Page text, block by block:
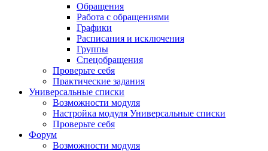
Обращения
Работа с обращениями
Графики
Расписания и исключения
Группы
Спецобращения
Проверьте себя
Практические задания
Универсальные списки
Возможности модуля
Настройка модуля Универсальные списки
Проверьте себя
Форум
Возможности модуля